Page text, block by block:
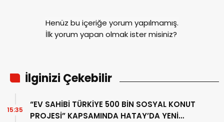
Henüz bu içeriğe yorum yapılmamış.
İlk yorum yapan olmak ister misiniz?
İlginizi Çekebilir
“EV SAHİBİ TÜRKİYE 500 BİN SOSYAL KONUT
PROJESİ” KAPSAMINDA HATAY’DA YENİ
15:35